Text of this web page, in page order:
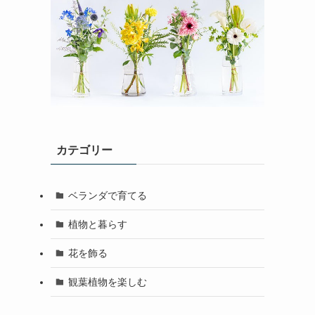
カテゴリー
ベランダで育てる
植物と暮らす
花を飾る
観葉植物を楽しむ